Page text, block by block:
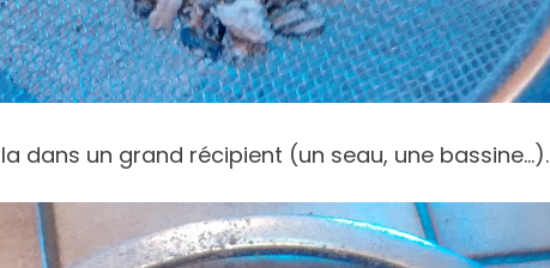
dans un grand récipient (un seau, une bassine…).